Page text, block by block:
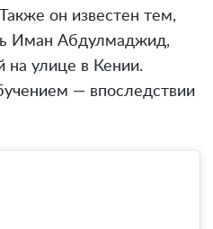
он известен тем,
Иман Абдулмаджид,
улице в Кении.
— впоследствии